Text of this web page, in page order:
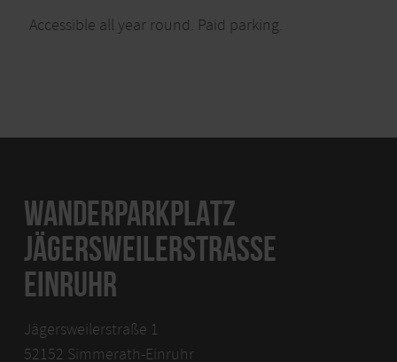
Accessible all year round. Paid parking.
WANDERPARKPLATZ
JÄGERSWEILERSTRASSE E
INRUHR
Jägersweilerstraße 1
52152 Simmerath-Einruhr